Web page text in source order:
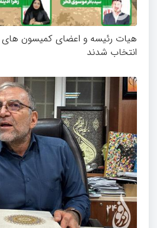
هیات رئیسه و اعضای کمیسون های
انتخاب شدند